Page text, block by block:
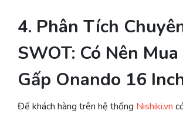
4. Phân Tích
SWOT: Có Nên
Gấp Onando 16
Để khách hàng trên hệ thống Nishiki.vn